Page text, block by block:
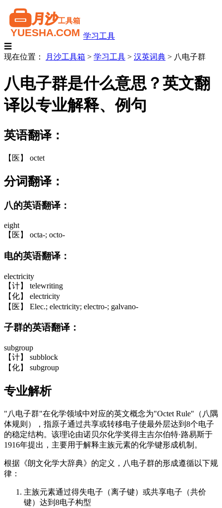
学习工具
☰
现在位置：
月沙工具箱 > 学习工具 > 汉英词典 > 八电子群
八电子群是什么意思？英文翻
译以专业解释、例句
英语翻译：
【医】 octet
分词翻译：
八的英语翻译：
eight
【医】 octa-; octo-
电的英语翻译：
electricity
【计】 telewriting
【化】 electricity
【医】 Elec.; electricity; electro-; galvano-
子群的英语翻译：
subgroup
【计】 subblock
【化】 subgroup
专业解析
"八电子群"在化学领域中对应的英文概念为"Octet Rule"（八隅
体规则），指原子通过共享或转移电子使最外层达到8个电子
的稳定结构。该理论由诺贝尔化学奖得主吉尔伯特·路易斯于
1916年提出，主要用于解释主族元素的化学键形成机制。
根据《朗文化学大辞典》的定义，八电子群的形成遵循以下规
律：
主族元素通过得失电子（离子键）或共享电子（共价
键）达到8电子构型